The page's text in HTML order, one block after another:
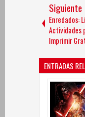
Siguiente
Enredados:
Actividades
Imprimir
ENTRADAS